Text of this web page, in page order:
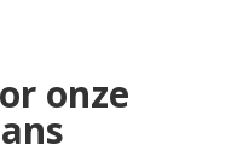
onze